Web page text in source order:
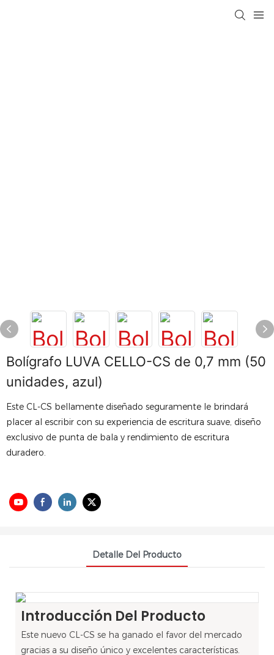
Bolígrafo LUVA CELLO-CS de 0,7 mm (50
unidades, azul)
Este CL-CS bellamente diseñado seguramente le brindará
placer al escribir con su experiencia de escritura suave, diseño
exclusivo de punta de bala y rendimiento de escritura
duradero.
Detalle Del Producto
Introducción Del Producto
Este nuevo CL-CS se ha ganado el favor del mercado
gracias a su diseño único y excelentes características.